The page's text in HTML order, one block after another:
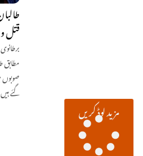
قتل و
گئے
مزید لوڈ کریں